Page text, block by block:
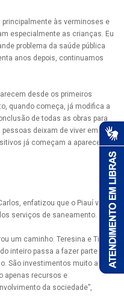
às verminoses e
especialmente as crianças. Eu
problema da saúde pública
anos depois, continuamos
desde os primeiros
quando começa, já modifica a
de todas as obras para
deixam de viver em
já começam a aparecer”,
enfatizou que o Piauí vive
serviços de saneamento.
um caminho. Teresina e Timon
inteiro passa a fazer parte
São investimentos muito altos
apenas recursos e
da sociedade”,